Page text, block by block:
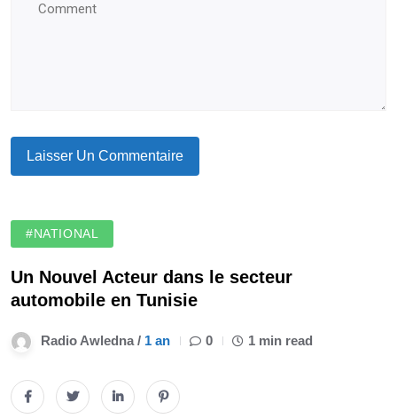
#NATIONAL
Un Nouvel Acteur dans le secteur
automobile en Tunisie
Radio Awledna / 1 an 0 1 min read